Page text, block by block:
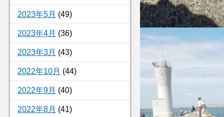
2023年5月 (49)
2023年4月 (36)
2023年3月 (43)
2022年10月 (44)
2022年9月 (40)
2022年8月 (41)